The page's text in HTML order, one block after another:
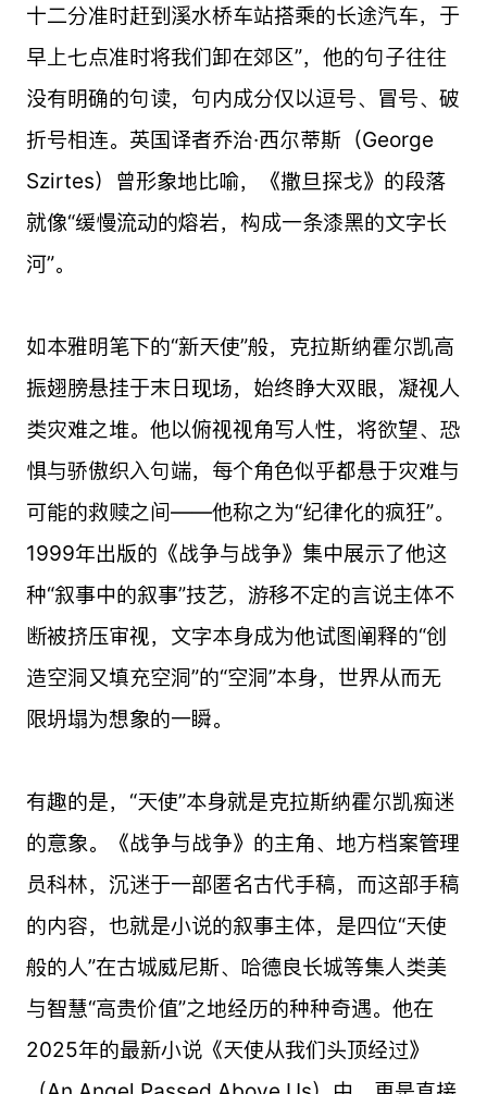
十二分准时赶到溪水桥车站搭乘的长途汽车，于
早上七点准时将我们卸在郊区”，他的句子往往
没有明确的句读，句内成分仅以逗号、冒号、破
折号相连。英国译者乔治·西尔蒂斯（George
Szirtes）曾形象地比喻，《撒旦探戈》的段落
就像“缓慢流动的熔岩，构成一条漆黑的文字长
河”。
如本雅明笔下的“新天使”般，克拉斯纳霍尔凯高
振翅膀悬挂于末日现场，始终睁大双眼，凝视人
类灾难之堆。他以俯视视角写人性，将欲望、恐
惧与骄傲织入句端，每个角色似乎都悬于灾难与
可能的救赎之间——他称之为“纪律化的疯狂”。
1999年出版的《战争与战争》集中展示了他这
种“叙事中的叙事”技艺，游移不定的言说主体不
断被挤压审视，文字本身成为他试图阐释的“创
造空洞又填充空洞”的“空洞”本身，世界从而无
限坍塌为想象的一瞬。
有趣的是，“天使”本身就是克拉斯纳霍尔凯痴迷
的意象。《战争与战争》的主角、地方档案管理
员科林，沉迷于一部匿名古代手稿，而这部手稿
的内容，也就是小说的叙事主体，是四位“天使
般的人”在古城威尼斯、哈德良长城等集人类美
与智慧“高贵价值”之地经历的种种奇遇。他在
2025年的最新小说《天使从我们头顶经过》